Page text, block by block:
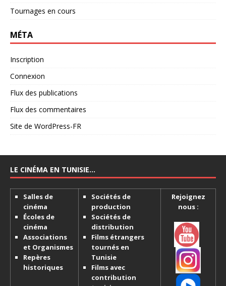
Tournages en cours
MÉTA
Inscription
Connexion
Flux des publications
Flux des commentaires
Site de WordPress-FR
LE CINÉMA EN TUNISIE…
Salles de
cinéma
Écoles de
cinéma
Associations
et Organismes
Repères
historiques
Sociétés de
production
Sociétés de
distribution
Films étrangers
tournés en
Tunisie
Films avec
contribution
Rejoignez
nous :